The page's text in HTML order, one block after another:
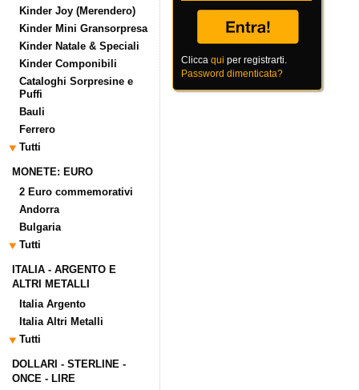
Kinder Joy (Merendero)
Kinder Mini Gransorpresa
Kinder Natale & Speciali
Kinder Componibili
Cataloghi Sorpresine e
Puffi
Bauli
Ferrero
Tutti
MONETE: EURO
2 Euro commemorativi
Andorra
Bulgaria
Tutti
ITALIA - ARGENTO E
ALTRI METALLI
Italia Argento
Italia Altri Metalli
Tutti
DOLLARI - STERLINE -
ONCE - LIRE
Clicca qui per registrarti.
Password dimenticata?